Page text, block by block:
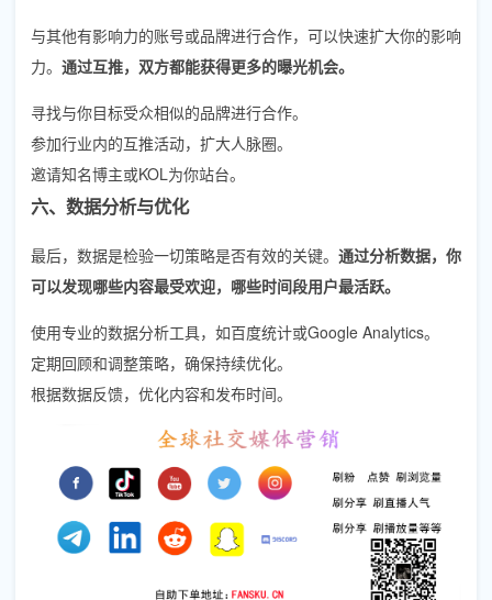
与其他有影响力的账号或品牌进行合作，可以快速扩大你的影响
力。 通过互推，双方都能获得更多的曝光机会。
寻找与你目标受众相似的品牌进行合作。
参加行业内的互推活动，扩大人脉圈。
邀请知名博主或KOL为你站台。
六、数据分析与优化
最后，数据是检验一切策略是否有效的关键。 通过分析数据，你
可以发现哪些内容最受欢迎，哪些时间段用户最活跃。
使用专业的数据分析工具，如百度统计或Google Analytics。
定期回顾和调整策略，确保持续优化。
根据数据反馈，优化内容和发布时间。